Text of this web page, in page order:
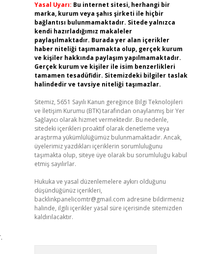
Yasal Uyarı: Bu internet sitesi, herhangi bir
marka, kurum veya şahıs şirketi ile hiçbir
bağlantısı bulunmamaktadır. Sitede yalnızca
kendi hazırladığımız makaleler
paylaşılmaktadır. Burada yer alan içerikler
haber niteliği taşımamakta olup, gerçek kurum
ve kişiler hakkında paylaşım yapılmamaktadır.
Gerçek kurum ve kişiler ile isim benzerlikleri
tamamen tesadüfidir. Sitemizdeki bilgiler taslak
halindedir ve tavsiye niteliği taşımazlar.
Sitemiz, 5651 Sayılı Kanun gereğince Bilgi Teknolojileri
ve İletişim Kurumu (BTK) tarafından onaylanmış bir Yer
Sağlayıcı olarak hizmet vermektedir. Bu nedenle,
sitedeki içerikleri proaktif olarak denetleme veya
araştırma yükümlülüğümüz bulunmamaktadır. Ancak,
üyelerimiz yazdıkları içeriklerin sorumluluğunu
taşımakta olup, siteye üye olarak bu sorumluluğu kabul
etmiş sayılırlar.
Hukuka ve yasal düzenlemelere aykırı olduğunu
düşündüğünüz içerikleri,
backlinkpanelicomtr@gmail.com adresine bildirmeniz
halinde, ilgili içerikler yasal süre içerisinde sitemizden
kaldırılacaktır.